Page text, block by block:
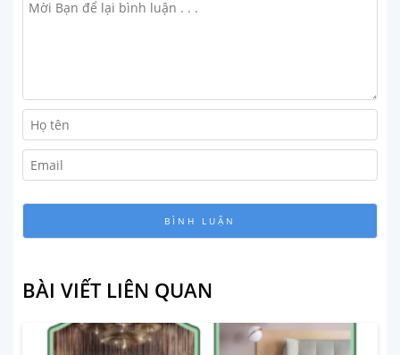
BÀI VIẾT LIÊN QUAN